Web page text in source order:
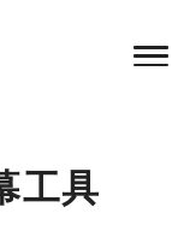
工具